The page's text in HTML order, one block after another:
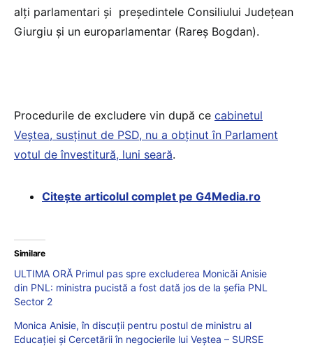
alți parlamentari și președintele Consiliului Județean
Giurgiu și un europarlamentar (Rareș Bogdan).
Procedurile de excludere vin după ce cabinetul
Veștea, susținut de PSD, nu a obținut în Parlament
votul de învestitură, luni seară.
Citește articolul complet pe G4Media.ro
Similare
ULTIMA ORĂ Primul pas spre excluderea Monicăi Anisie
din PNL: ministra pucistă a fost dată jos de la șefia PNL
Sector 2
Monica Anisie, în discuții pentru postul de ministru al
Educației și Cercetării în negocierile lui Veștea – SURSE